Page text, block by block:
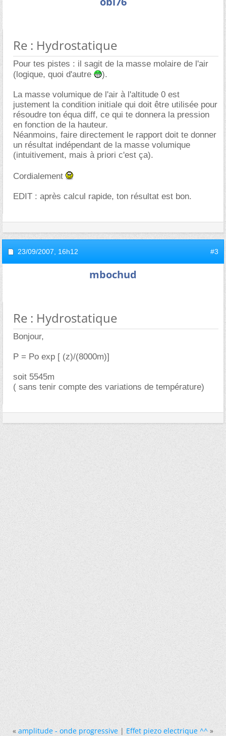
Re : Hydrostatique
Pour tes pistes : il sagit de la masse molaire de l'air
(logique, quoi d'autre
).
La masse volumique de l'air à l'altitude 0 est
justement la condition initiale qui doit être utilisée pour
résoudre ton équa diff, ce qui te donnera la pression
en fonction de la hauteur.
Néanmoins, faire directement le rapport doit te donner
un résultat indépendant de la masse volumique
(intuitivement, mais à priori c'est ça).
Cordialement
EDIT : après calcul rapide, ton résultat est bon.
23/09/2007, 16h12 #3
mbochud
Re : Hydrostatique
Bonjour,
P = Po exp [ (z)/(8000m)]
soit 5545m
( sans tenir compte des variations de température)
« amplitude - onde progressive|Effet piezo electrique ^^ »